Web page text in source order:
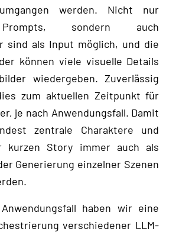
werden. Nicht nur
sondern auch
sind als Input möglich, und die
können viele visuelle Details
wiedergeben. Zuverlässig
zum aktuellen Zeitpunkt für
je nach Anwendungsfall. Damit
zentrale Charaktere und
kurzen Story immer auch als
Generierung einzelner Szenen
haben wir eine
verschiedener LLM-